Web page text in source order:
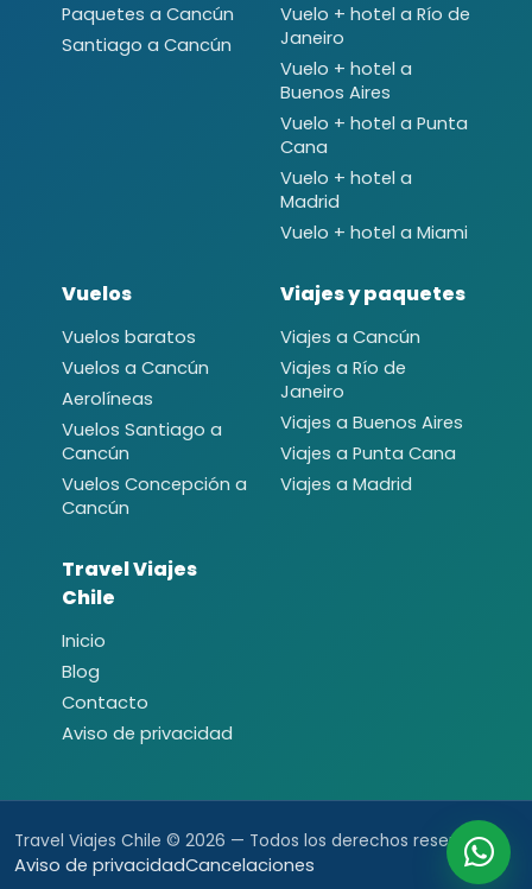
Paquetes a Cancún
Santiago a Cancún
Vuelo + hotel a Río de
Janeiro
Vuelo + hotel a
Buenos Aires
Vuelo + hotel a Punta
Cana
Vuelo + hotel a
Madrid
Vuelo + hotel a Miami
Vuelos
Vuelos baratos
Vuelos a Cancún
Aerolíneas
Vuelos Santiago a
Cancún
Vuelos Concepción a
Cancún
Viajes y paquetes
Viajes a Cancún
Viajes a Río de
Janeiro
Viajes a Buenos Aires
Viajes a Punta Cana
Viajes a Madrid
Travel Viajes
Chile
Inicio
Blog
Contacto
Aviso de privacidad
Travel Viajes Chile © 2026 — Todos los derechos reservados.
Aviso de privacidadCancelaciones